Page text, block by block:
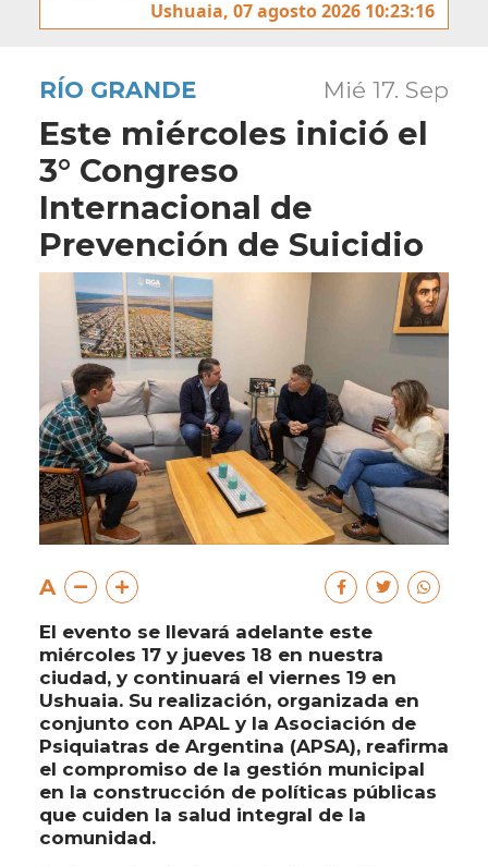
Ushuaia, 07 agosto 2026 10:23:16
RÍO GRANDE Mié 17. Sep
Este miércoles inició el
3° Congreso
Internacional de
Prevención de Suicidio
A
El evento se llevará adelante este
miércoles 17 y jueves 18 en nuestra
ciudad, y continuará el viernes 19 en
Ushuaia. Su realización, organizada en
conjunto con APAL y la Asociación de
Psiquiatras de Argentina (APSA), reafirma
el compromiso de la gestión municipal
en la construcción de políticas públicas
que cuiden la salud integral de la
comunidad.